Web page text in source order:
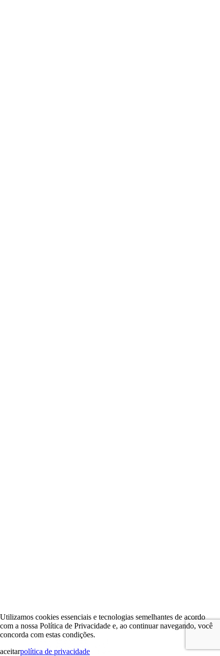
Utilizamos cookies essenciais e tecnologias semelhantes de acordo
com a nossa Política de Privacidade e, ao continuar navegando, você
concorda com estas condições.
aceitarpolítica de privacidade